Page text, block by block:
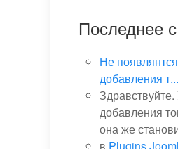
Последнее
Не
добавления т...
добавления
она же